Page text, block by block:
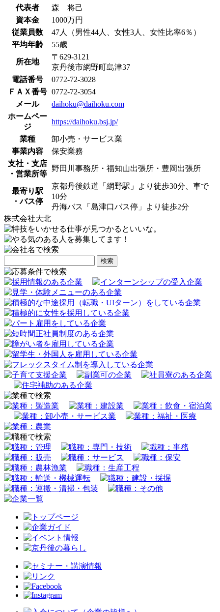
代表者
森 将己
資本金
1000万円
従業員数
47人（男性44人、女性3人、女性比率6％）
平均年齢
55歳
所在地
〒629-3121
京丹後市網野町島津37
電話番号
0772-72-3028
ＦＡＸ番号 0772-72-3054
メール
daihoku@daihoku.com
ホームペー
ジ
https://daihoku.bsj.jp/
業種
卸小売・サービス業
事業内容
保安業務
支社・支店
・営業所等
野田川事務所・福知山出張所・豊岡出張所
最寄り駅
・バス停
京都丹後鉄道「網野駅」より徒歩30分、車で
10分
丹海バス「島津口バス停」より徒歩2分
株式会社大北
索: